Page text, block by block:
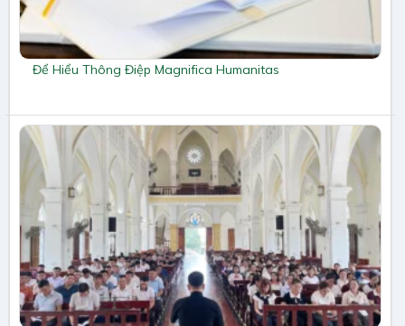
Để Hiểu Thông Điệp Magnifica Humanitas